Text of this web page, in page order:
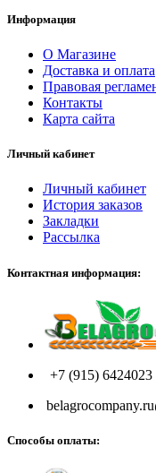
Информация
О Магазине
Доставка и оплата
Правовая
Контакты
Карта сайта
Личный кабинет
Личный кабинет
История заказов
Закладки
Рассылка
Контактная информация:
+7 (915) 6424023
Способы оплаты: